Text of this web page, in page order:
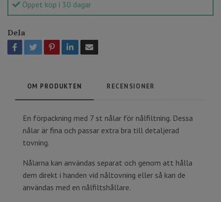
Öppet köp i 30 dagar
Dela
OM PRODUKTEN RECENSIONER
En förpackning med 7 st nålar för nålfiltning. Dessa
nålar är fina och passar extra bra till detaljerad
tovning.
Nålarna kan användas separat och genom att hålla
dem direkt i handen vid nåltovning eller så kan de
användas med en nålfiltshållare.